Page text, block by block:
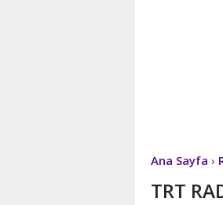
Ana Sayfa ›
TRT